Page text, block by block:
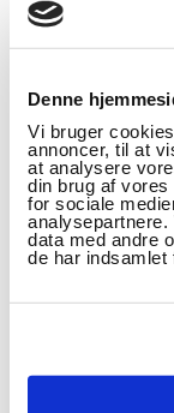
Denne
Vi bruger
annoncer, til at
at analysere
din brug af
for sociale
data med andre
de har indsamlet
Torsdag
begge inkl.)
Der vil ikke
dampbad,
alene ønsker